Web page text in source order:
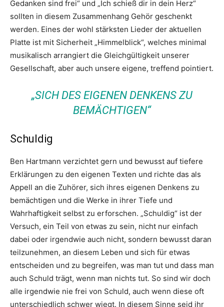
Gedanken sind frei“ und „Ich schieß dir in dein Herz“
sollten in diesem Zusammenhang Gehör geschenkt
werden. Eines der wohl stärksten Lieder der aktuellen
Platte ist mit Sicherheit „Himmelblick“, welches minimal
musikalisch arrangiert die Gleichgültigkeit unserer
Gesellschaft, aber auch unsere eigene, treffend pointiert.
„SICH DES EIGENEN DENKENS ZU
BEMÄCHTIGEN“
Schuldig
Ben Hartmann verzichtet gern und bewusst auf tiefere
Erklärungen zu den eigenen Texten und richte das als
Appell an die Zuhörer, sich ihres eigenen Denkens zu
bemächtigen und die Werke in ihrer Tiefe und
Wahrhaftigkeit selbst zu erforschen. „Schuldig“ ist der
Versuch, ein Teil von etwas zu sein, nicht nur einfach
dabei oder irgendwie auch nicht, sondern bewusst daran
teilzunehmen, an diesem Leben und sich für etwas
entscheiden und zu begreifen, was man tut und dass man
auch Schuld trägt, wenn man nichts tut. So sind wir doch
alle irgendwie nie frei von Schuld, auch wenn diese oft
unterschiedlich schwer wiegt. In diesem Sinne seid ihr